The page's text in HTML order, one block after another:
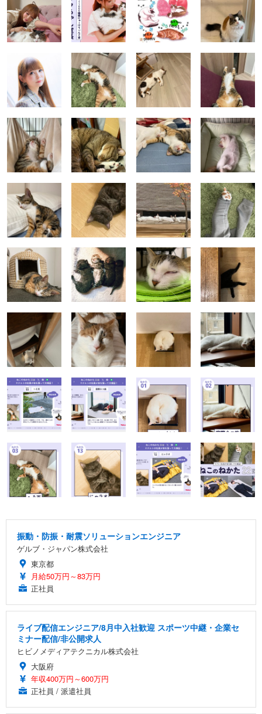
振動・防振・耐震ソリューションエンジニア
ゲルブ・ジャパン株式会社
東京都
月給50万円～83万円
正社員
ライブ配信エンジニア/8月中入社歓迎 スポーツ中継・企業セ
ミナー配信/非公開求人
ヒビノメディアテクニカル株式会社
大阪府
年収400万円～600万円
正社員 / 派遣社員